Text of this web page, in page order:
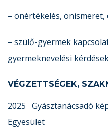
– önértékelés, önismeret,
– szülő-gyermek
gyermeknevelési
VÉGZETTSÉGEK,
2025 Gyásztanácsadó
Egyesület